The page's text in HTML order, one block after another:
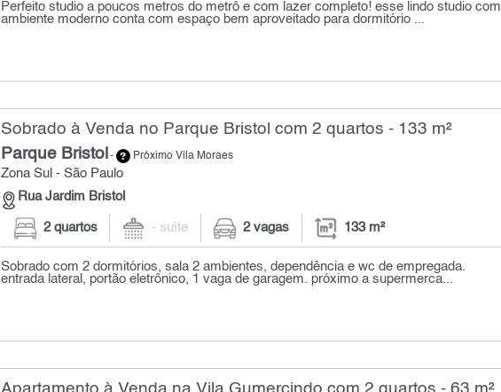
Perfeito studio a poucos metros do metrô e com lazer completo! esse lindo studio com
ambiente moderno conta com espaço bem aproveitado para dormitório ...
Sobrado à Venda no Parque Bristol com 2 quartos - 133 m²
Parque Bristol - Próximo Vila Moraes
Zona Sul - São Paulo
Rua Jardim Bristol
2 quartos - suíte 2 vagas 133 m²
Sobrado com 2 dormitórios, sala 2 ambientes, dependência e wc de empregada.
entrada lateral, portão eletrônico, 1 vaga de garagem. próximo a supermerca...
Apartamento à Venda na Vila Gumercindo com 2 quartos - 63 m²